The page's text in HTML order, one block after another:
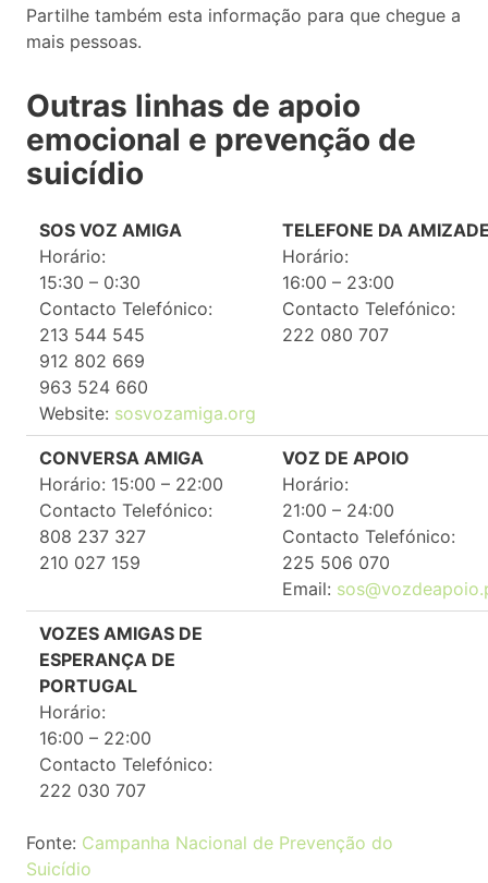
Partilhe também esta informação para que chegue a
mais pessoas.
Outras linhas de apoio
emocional e prevenção de
suicídio
SOS VOZ AMIGA
Horário:
15:30 – 0:30
Contacto Telefónico:
213 544 545
912 802 669
963 524 660
Website: sosvozamiga.org
TELEFONE DA
Horário:
16:00 – 23:00
Contacto Telefónico:
222 080 707
CONVERSA AMIGA
Horário: 15:00 – 22:00
Contacto Telefónico:
808 237 327
210 027 159
VOZ DE APOIO
Horário:
21:00 – 24:00
Contacto Telefónico:
225 506 070
Email:
VOZES AMIGAS DE
ESPERANÇA DE
PORTUGAL
Horário:
16:00 – 22:00
Contacto Telefónico:
222 030 707
Fonte: Campanha Nacional de Prevenção do
Suicídio